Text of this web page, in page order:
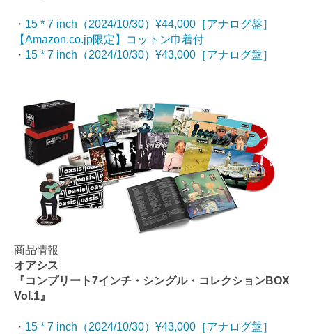
・ 15 * 7 inch（2024/10/30）¥44,000［アナログ盤］
【Amazon.co.jp限定】コットン巾着付
・ 15 * 7 inch（2024/10/30）¥43,000［アナログ盤］
商品情報
オアシス
『コンプリート7インチ・シングル・コレクションBOX
Vol.1』
・ 15 * 7 inch（2024/10/30）¥43,000［アナログ盤］